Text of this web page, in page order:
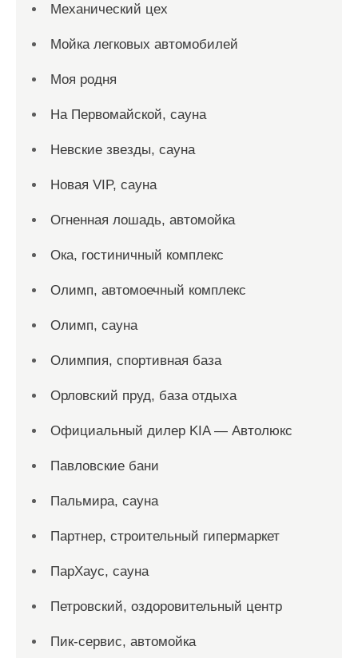
Механический цех
Мойка легковых автомобилей
Моя родня
На Первомайской, сауна
Невские звезды, сауна
Новая VIP, сауна
Огненная лошадь, автомойка
Ока, гостиничный комплекс
Олимп, автомоечный комплекс
Олимп, сауна
Олимпия, спортивная база
Орловский пруд, база отдыха
Официальный дилер KIA — Автолюкс
Павловские бани
Пальмира, сауна
Партнер, строительный гипермаркет
ПарХаус, сауна
Петровский, оздоровительный центр
Пик-сервис, автомойка